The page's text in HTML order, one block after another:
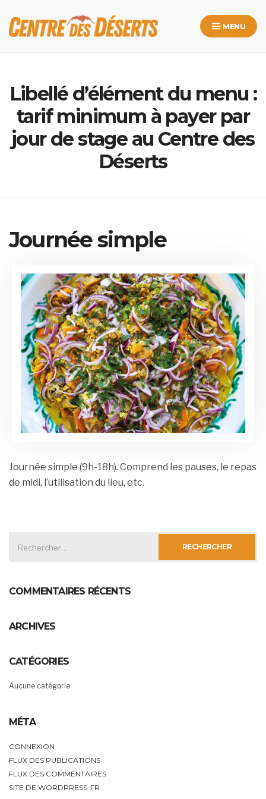
content
MENU
Libellé d’élément du menu :
tarif minimum à payer par
jour de stage au Centre des
Déserts
Journée simple
Journée simple (9h-18h). Comprend les pauses, le repas
de midi, l’utilisation du lieu, etc.
COMMENTAIRES RÉCENTS
ARCHIVES
CATÉGORIES
Aucune catégorie
MÉTA
CONNEXION
FLUX DES PUBLICATIONS
FLUX DES COMMENTAIRES
SITE DE WORDPRESS-FR